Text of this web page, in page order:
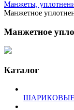
Манжеты,
Манжетное
Манжетное
Каталог